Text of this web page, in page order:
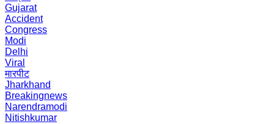
Gujarat
Accident
Congress
Modi
Delhi
Viral
मारपीट
Jharkhand
Breakingnews
Narendramodi
Nitishkumar